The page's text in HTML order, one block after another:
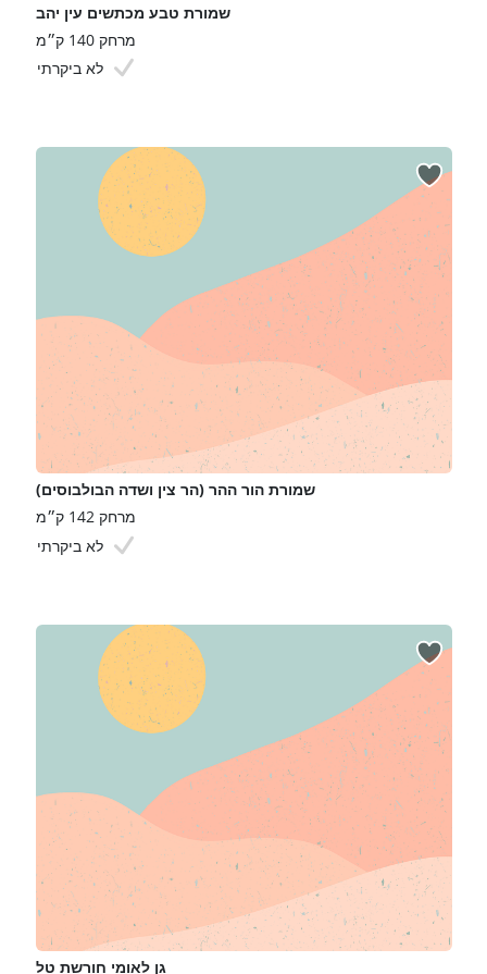
שמורת טבע מכתשים עין יהב
מרחק 140 ק״מ
לא ביקרתי
שמורת הור ההר (הר צין ושדה הבולבוסים)
מרחק 142 ק״מ
לא ביקרתי
גן לאומי חורשת טל